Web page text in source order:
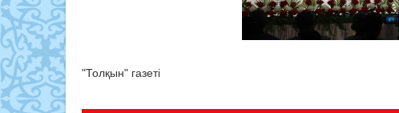
"Толқын" газеті